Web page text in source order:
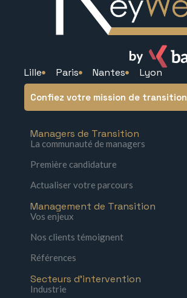
Lille Paris Nantes Lyon
Confiez votre mission de transition
Managers de Transition
La communauté de managers
Première candidature
Actualiser votre parcours
Management de Transition
Vos enjeux
Nos clients témoignent
Références
Secteurs d'intervention
Industrie